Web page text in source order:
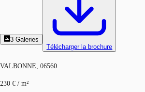
3 Galeries
Télécharger la brochure
VALBONNE, 06560
230 € / m²